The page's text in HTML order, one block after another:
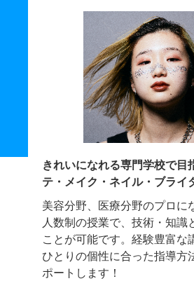
きれいになれる専門学校で目
テ・メイク・ネイル・ブライ
美容分野、医療分野のプロに
人数制の授業で、技術・知識
ことが可能です。経験豊富な
ひとりの個性に合った指導方
ポートします！